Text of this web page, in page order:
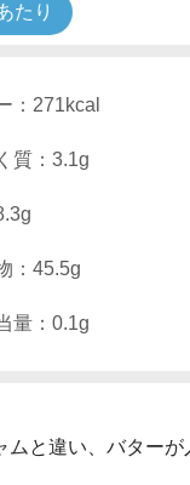
たり
：271kcal
質：3.1g
：45.5g
量：0.1g
ムと違い、バター